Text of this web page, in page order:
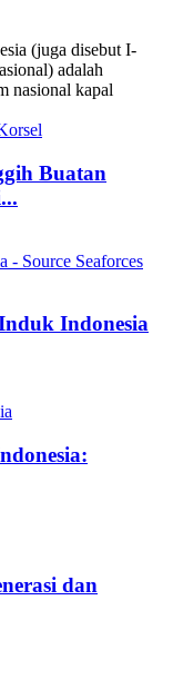
(juga disebut I-
adalah
nasional kapal
Buatan
Indonesia
dan